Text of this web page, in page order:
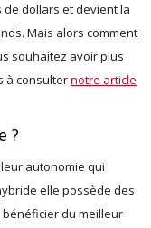
de dollars et devient la
Mais alors comment
souhaitez avoir plus
à consulternotre article
?
autonomie qui
elle possède des
bénéficier du meilleur